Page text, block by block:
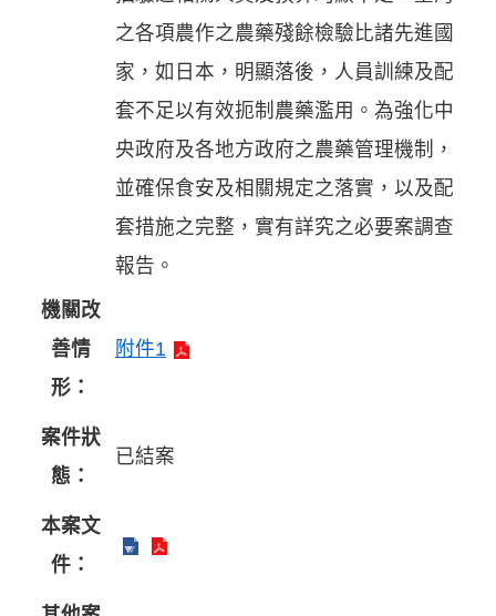
之各項農作之農藥殘餘檢驗比諸先進國
家，如日本，明顯落後，人員訓練及配
套不足以有效扼制農藥濫用。為強化中
央政府及各地方政府之農藥管理機制，
並確保食安及相關規定之落實，以及配
套措施之完整，實有詳究之必要案調查
報告。
機關改
善情
形：
附件1
案件狀
態：
已結案
本案文
件：